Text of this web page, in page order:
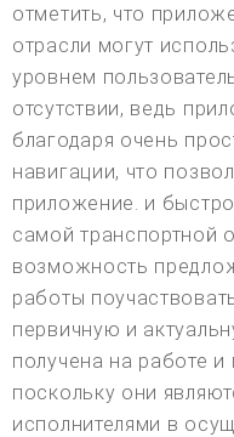
отметить, что
отрасли могут
уровнем
отсутствии, ведь
благодаря очень
навигации, что
приложение. и
самой транспортной
возможность
работы
первичную и
получена на работе и
поскольку они
исполнителями в